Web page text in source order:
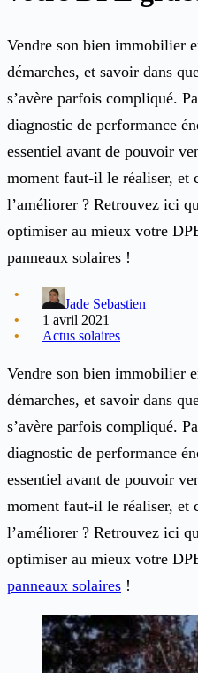
Vendre son bien immobilier
démarches, et savoir dans
s’avère parfois compliqué.
diagnostic de performance
essentiel avant de pouvoir
moment faut-il le réaliser, et
l’améliorer ? Retrouvez ici
optimiser au mieux votre
panneaux solaires !
Jade Sebastien
1 avril 2021
Actus solaires
Vendre son bien immobilier
démarches, et savoir dans
s’avère parfois compliqué.
diagnostic de performance
essentiel avant de pouvoir
moment faut-il le réaliser, et
l’améliorer ? Retrouvez ici
optimiser au mieux votre
panneaux solaires !